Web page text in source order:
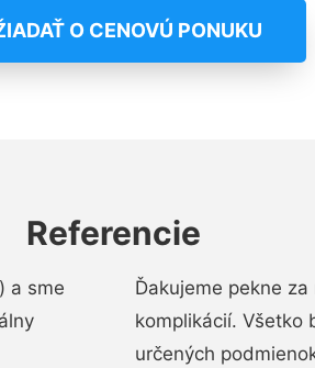
O CENOVÚ PONUKU
Referencie
a sme
Ďakujeme pekne
komplikácií. Všetko
určených